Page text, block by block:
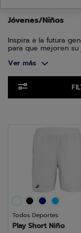
Jóvenes/Niños
Inspira a la futura
para que mejoren
niños y jóvenes.
Ver más
Todos Deportes
Play Short Niño